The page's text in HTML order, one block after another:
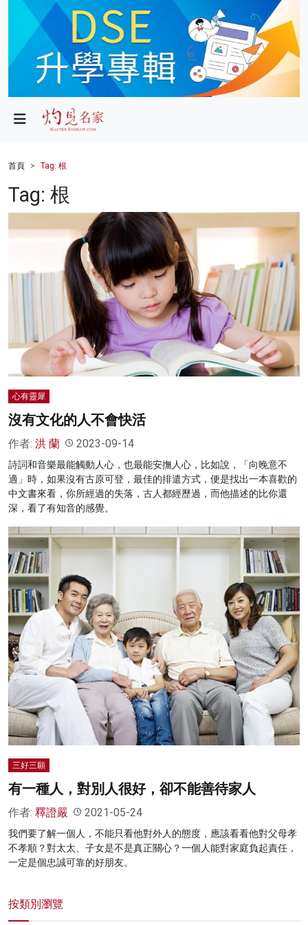
政局
財經
健康
科技
名家榜
灼見活動
首頁 Tag: 根
Tag: 根
心有靈犀
沒有文化的人不會快活
作者: 洪 蘭 2023-09-14
詩詞和音樂最能觸動人心，也最能安撫人心，比如說，「向晚意不
適」時，如果沒有古原可登，最佳的排遣方式，便是找出一本喜歡的
中文書來看，你所經過的失落，古人都經歷過，而他描述的比你還
深，看了有知音的感覺。
三好三願
有一種人，對別人很好，卻不能善待家人
作者: 釋證嚴 2021-05-24
我們要了解一個人，不能只看他對外人的態度，應該看看他對父母孝
不孝順？對太太、子女是不是真正關心？一個人能對家庭負起責任，
一定是個忠誠可靠的好朋友。
按類別瀏覽